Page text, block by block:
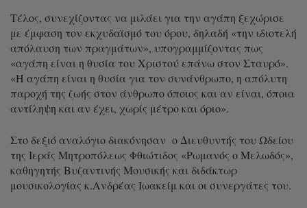
Τέλος, συνεχίζοντας να μιλάει για την αγάπη ξεχώρισε
με έμφαση τον εκχυδαϊσμό του όρου, δηλαδή «την ιδιοτελή
απόλαυση των πραγμάτων», υπογραμμίζοντας πως
«αγάπη είναι η θυσία του Χριστού επάνω στον Σταυρό».
«Η αγάπη είναι η θυσία για τον συνάνθρωπο, η απόλυτη
παροχή της ζωής στον άνθρωπο όποιος και αν είναι, όποια
αντίληψη και αν έχει, χωρίς μέτρο και όριο».
Στο δεξιό αναλόγιο διακόνησαν ο Διευθυντής του Ωδείου
της Ιεράς Μητροπόλεως Φθιώτιδος «Ρωμανός ο Μελωδός»,
καθηγητής Βυζαντινής Μουσικής και διδάκτωρ
μουσικολογίας κ.Ανδρέας Ιωακείμ και οι συνεργάτες του.